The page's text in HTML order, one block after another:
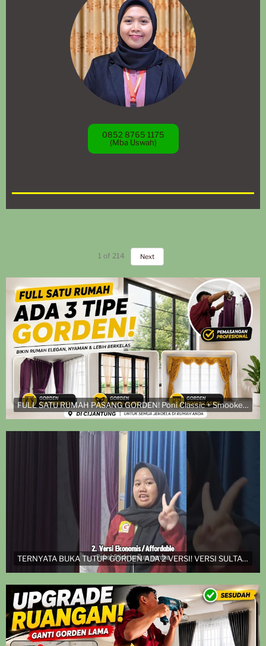
0852 8765 1175
(Mba Uswah)
1 of 214 Next
TERNYATA BUKA TUTUP GORDEN ADA 2 VERSI! VERSI SULTAN DAN VERSI EKONOMIS